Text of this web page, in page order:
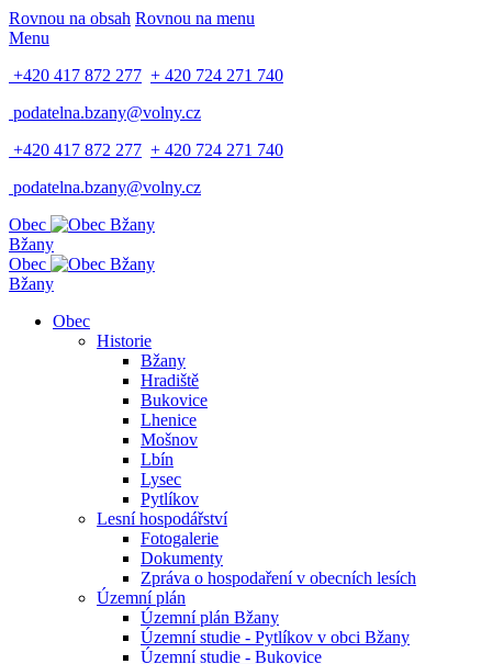
Rovnou na obsah Rovnou na menu
Menu
+420 417 872 277 + 420 724 271 740
podatelna.bzany@volny.cz
+420 417 872 277 + 420 724 271 740
podatelna.bzany@volny.cz
Obec
Bžany
Obec
Bžany
Obec
Historie
Bžany
Hradiště
Bukovice
Lhenice
Mošnov
Lbín
Lysec
Pytlíkov
Lesní hospodářství
Fotogalerie
Dokumenty
Zpráva o hospodaření v obecních lesích
Územní plán
Územní plán Bžany
Územní studie - Pytlíkov v obci Bžany
Územní studie - Bukovice